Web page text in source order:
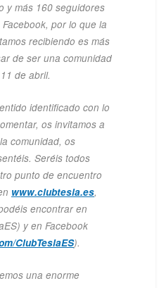
y más 160 seguidores
por lo que la
recibiendo es más
de ser una comunidad
de abril.
identificado con lo
os invitamos a
comunidad, os
Seréis todos
punto de encuentro
www.clubtesla.es,
encontrar en
y en Facebook
ClubTeslaES).
una enorme